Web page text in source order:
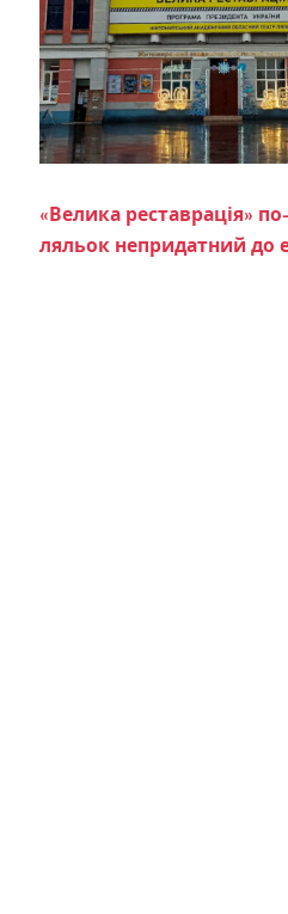
«Велика реставрація»
ляльок непридатний до